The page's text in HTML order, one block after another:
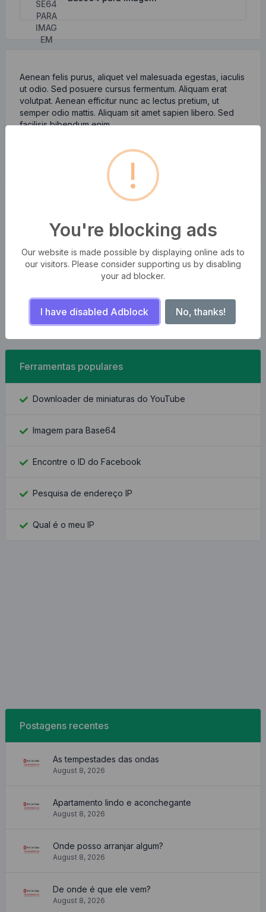
Aenean felis purus, aliquet vel malesuada egestas, iaculis
ut odio. Sed posuere cursus fermentum. Aliquam erat
volutpat. Aenean efficitur nunc ac lectus pretium, ut
semper odio mattis. Aliquam sit amet sapien libero. Sed
facilisis bibendum enim.
Ferramentas populares
Downloader de miniaturas do YouTube
Imagem para Base64
Encontre o ID do Facebook
Pesquisa de endereço IP
Qual é o meu IP
Postagens recentes
As tempestades das ondas
August 8, 2026
Apartamento lindo e aconchegante
August 8, 2026
Onde posso arranjar algum?
August 8, 2026
De onde é que ele vem?
August 8, 2026
!
You're blocking ads
Our website is made possible by displaying online ads to
our visitors. Please consider supporting us by disabling
your ad blocker.
I have disabled Adblock No, thanks!